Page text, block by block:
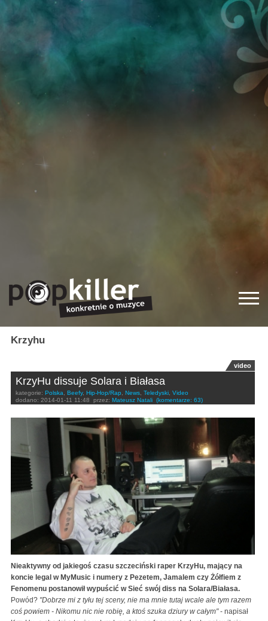
Krzyhu
video
KrzyHu dissuje Solara i Białasa
kategorie: Polska, Beefy, Hip-Hop/Rap, News, Teledyski, Video
dodano: 2014-01-11 11:48 przez: Mateusz Natali (komentarze: 63)
Nieaktywny od jakiegoś czasu szczeciński raper KrzyHu, mający na
koncie legal w MyMusic i numery z Pezetem, Jamalem czy Żółfiem z
Fenomenu postanowił wypuścić w Sieć swój diss na Solara/Białasa.
Powód? "Dobrze mi z tyłu tej sceny, nie ma mnie tutaj wcale ale tym razem
coś powiem - Nikomu nic nie robię, a ktoś szuka dziury w całym"- napisał